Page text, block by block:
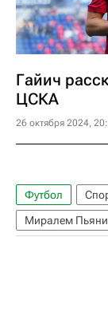
Гайич
ЦСКА
26 октября 2024,
Футбол
Миралем